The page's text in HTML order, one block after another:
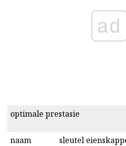
ad
optimale prestasie
naam sleutel